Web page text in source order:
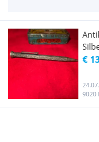
€
9020